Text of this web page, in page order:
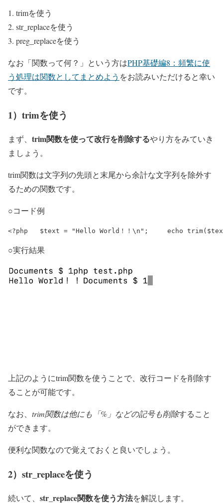
trimを使う
str_replaceを使う
preg_replaceを使う
なお「関数って何？」という方はPHP基礎編8：頻繁に使
う処理は関数としてまとめよう をお読みいただけると幸い
です。
1）trimを使う
まず、 trim関数を使って改行を削除するやり方をみていき
ましょう。
trim関数は文字列の先頭と末尾から余計な文字列を除外す
るための関数です。
○コード例
<?php 	$text = "Hello World！！\n";
○実行結果
上記のようにtrim関数を使うことで、改行コードを削除す
ることが可能です。
なお、 trim関数は他にも「%」などの記号も削除すること
ができます。
便利な関数なので覚えておくと良いでしょう。
2）str_replaceを使う
続いて、 str_replace関数を使う方法を解説します。